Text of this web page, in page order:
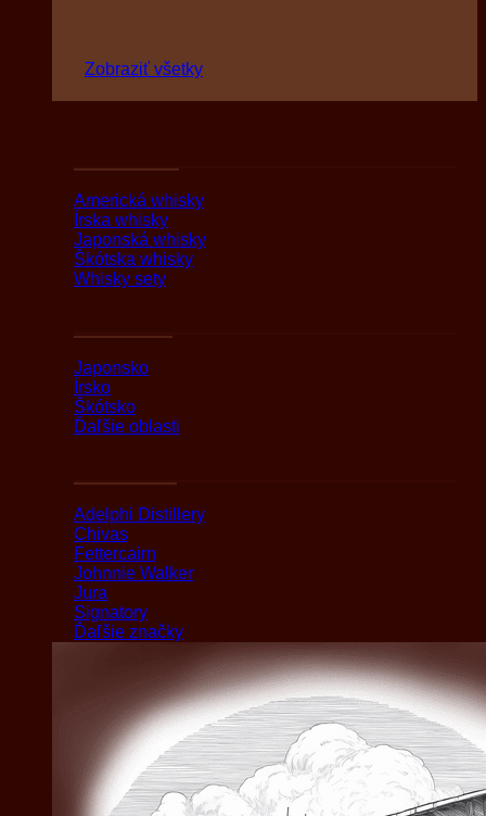
Zobraziť všetky
Americká whisky
Írska whisky
Japonská whisky
Škótska whisky
Whisky sety
Japonsko
Írsko
Škótsko
Ďaľšie oblasti
Adelphi Distillery
Chivas
Fettercairn
Johnnie Walker
Jura
Signatory
Ďaľšie značky